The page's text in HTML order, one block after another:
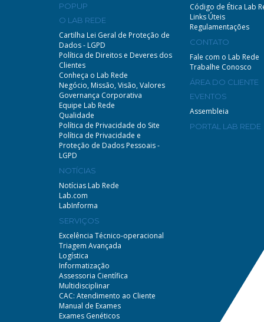
POPUP
O LAB REDE
Cartilha Lei Geral de Proteção de
Dados - LGPD
Política de Direitos e Deveres dos
Clientes
Conheça o Lab Rede
Negócio, Missão, Visão, Valores
Governança Corporativa
Equipe Lab Rede
Qualidade
Política de Privacidade do Site
Política de Privacidade e
Proteção de Dados Pessoais -
LGPD
NOTÍCIAS
Notícias Lab Rede
Lab.com
LabInforma
SERVIÇOS
Excelência Técnico-operacional
Triagem Avançada
Logística
Informatização
Assessoria Científica
Multidisciplinar
CAC: Atendimento ao Cliente
Manual de Exames
Exames Genéticos
Código de Ética Lab
Links Úteis
Regulamentações
CONTATO
Fale com o Lab Rede
Trabalhe Conosco
ÁREA DO CLIENTE
EVENTOS
Assembleia
PORTAL LAB REDE